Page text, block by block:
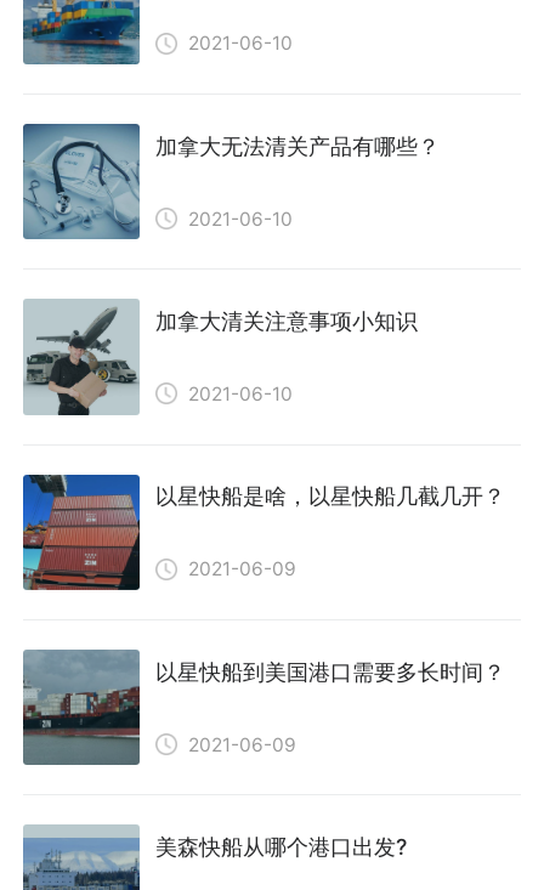
2021-06-10
加拿大无法清关产品有哪些？
2021-06-10
加拿大清关注意事项小知识
2021-06-10
以星快船是啥，以星快船几截几开？
2021-06-09
以星快船到美国港口需要多长时间？
2021-06-09
美森快船从哪个港口出发?